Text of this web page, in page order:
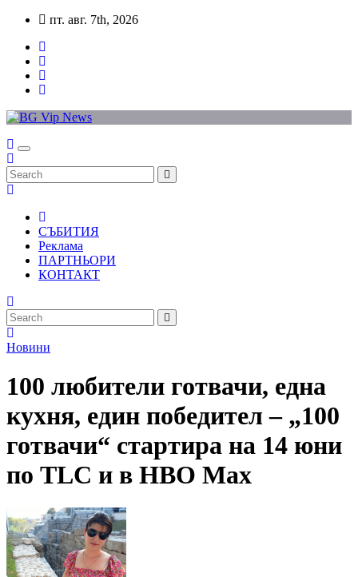
Skip
content
пт. авг. 7th, 2026
СЪБИТИЯ
Реклама
ПАРТНЬОРИ
КОНТАКТ
Новини
100 любители готвачи, една
кухня, един победител – „100
готвачи“ стартира на 14 юни
по TLC и в HBO Max